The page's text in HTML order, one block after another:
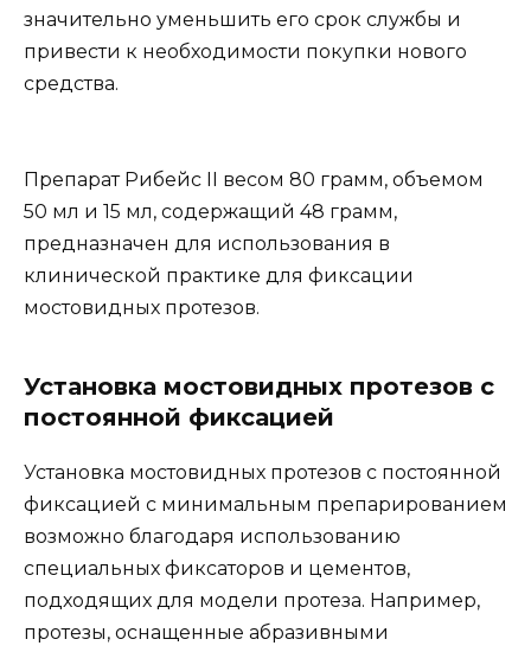
значительно уменьшить его срок службы и
привести к необходимости покупки нового
средства.
Препарат Рибейс II весом 80 грамм, объемом
50 мл и 15 мл, содержащий 48 грамм,
предназначен для использования в
клинической практике для фиксации
мостовидных протезов.
Установка мостовидных протезов с
постоянной фиксацией
Установка мостовидных протезов с постоянной
фиксацией с минимальным препарированием
возможно благодаря использованию
специальных фиксаторов и цементов,
подходящих для модели протеза. Например,
протезы, оснащенные абразивными